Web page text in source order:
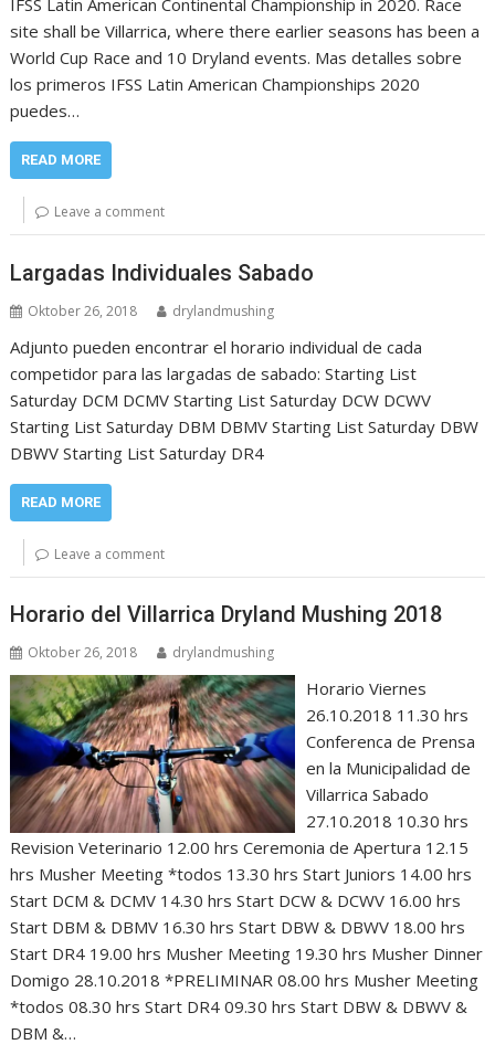
IFSS Latin American Continental Championship in 2020. Race
site shall be Villarrica, where there earlier seasons has been a
World Cup Race and 10 Dryland events. Mas detalles sobre
los primeros IFSS Latin American Championships 2020
puedes…
READ MORE
Leave a comment
Largadas Individuales Sabado
Oktober 26, 2018 drylandmushing
Adjunto pueden encontrar el horario individual de cada
competidor para las largadas de sabado: Starting List
Saturday DCM DCMV Starting List Saturday DCW DCWV
Starting List Saturday DBM DBMV Starting List Saturday DBW
DBWV Starting List Saturday DR4
READ MORE
Leave a comment
Horario del Villarrica Dryland Mushing 2018
Oktober 26, 2018 drylandmushing
Horario Viernes
26.10.2018 11.30 hrs
Conferenca de Prensa
en la Municipalidad de
Villarrica Sabado
27.10.2018 10.30 hrs
Revision Veterinario 12.00 hrs Ceremonia de Apertura 12.15
hrs Musher Meeting *todos 13.30 hrs Start Juniors 14.00 hrs
Start DCM & DCMV 14.30 hrs Start DCW & DCWV 16.00 hrs
Start DBM & DBMV 16.30 hrs Start DBW & DBWV 18.00 hrs
Start DR4 19.00 hrs Musher Meeting 19.30 hrs Musher Dinner
Domigo 28.10.2018 *PRELIMINAR 08.00 hrs Musher Meeting
*todos 08.30 hrs Start DR4 09.30 hrs Start DBW & DBWV &
DBM &…